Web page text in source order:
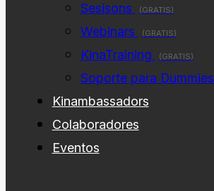
Sesisons
(GRATIS)
Webinars (GRATIS)
KinaTraining (GRATIS)
Soporte para Dummies
Kinambassadors
Colaboradores
Eventos